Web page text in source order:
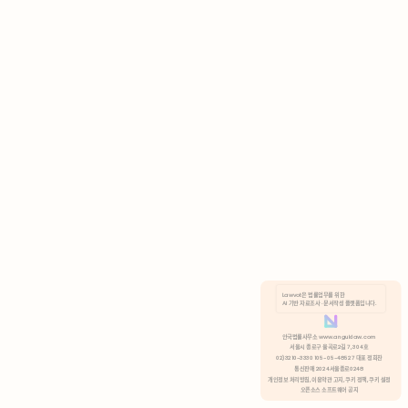
분석 쿠키 허용
Lawvot은 법률업무를 위한
AI 기반 자료조사 · 문서작성 플랫폼입니다.
안국법률사무소 www.anguklaw.com
서울시 종로구 율곡로2길 7, 304호
02)3210-3330 105-05-48527 대표 정희찬
통신판매 2024서울종로0248
개인정보 처리방침, 이용약관 고지, 쿠키 정책, 쿠키 설정
오픈소스 소프트웨어 공지